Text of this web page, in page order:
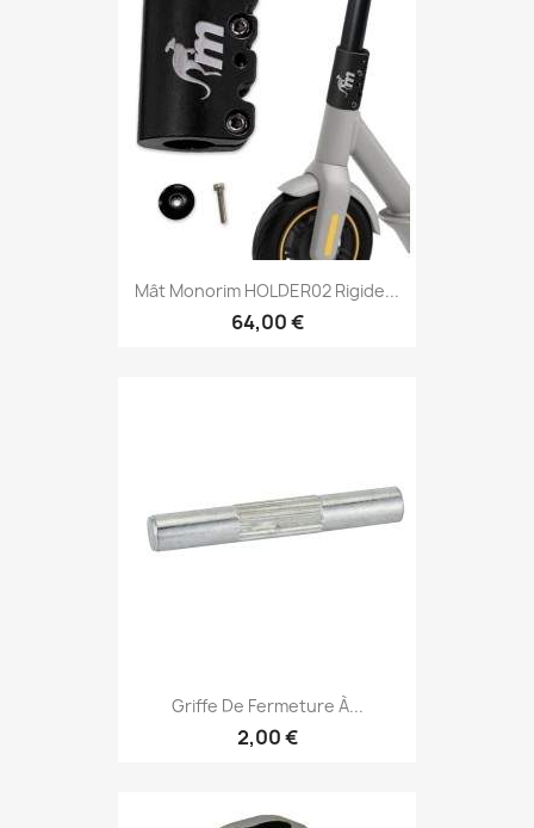
Mât Monorim HOLDER02 Rigide...
64,00 €
Griffe De Fermeture À...
2,00 €